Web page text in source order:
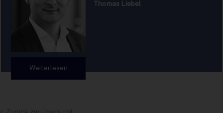
Thomas Liebel
Weiterlesen